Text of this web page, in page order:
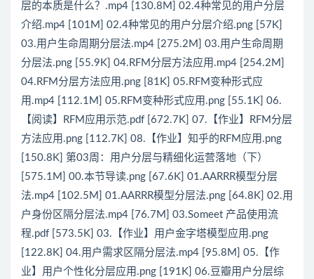
层的本质是什么？.mp4 [130.8M] 02.4种常见的用户分层
介绍.mp4 [101M] 02.4种常见的用户分层介绍.png [57K]
03.用户生命周期分层法.mp4 [275.2M] 03.用户生命周期
分层法.png [55.9K] 04.RFM分层方法应用.mp4 [254.2M]
04.RFM分层方法应用.png [81K] 05.RFM变种形式应
用.mp4 [112.1M] 05.RFM变种形式应用.png [55.1K] 06.
【阅读】RFM应用示范.pdf [672.7K] 07.【作业】RFM分层
方法应用.png [112.7K] 08.【作业】知乎的RFM应用.png
[150.8K] 第03周：用户分层与精细化运营落地（下）
[575.1M] 00.本节导读.png [67.6K] 01.AARRR模型分层
法.mp4 [102.5M] 01.AARRR模型分层法.png [64.8K] 02.用
户身份区隔分层法.mp4 [76.7M] 03.Someet 产品使用流
程.pdf [573.5K] 03.【作业】用户金字塔模型应用.png
[122.8K] 04.用户需求区隔分层法.mp4 [95.8M] 05.【作
业】用户个性化分层应用.png [191K] 06.豆瓣用户分层综